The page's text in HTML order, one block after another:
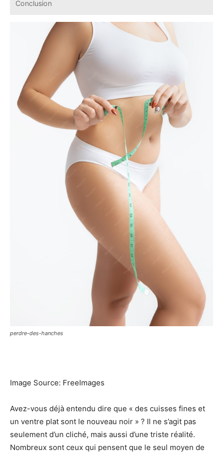
Conclusion
perdre-des-hanches
Image Source: FreeImages‍
Avez-vous déjà entendu dire que « des cuisses fines et
un ventre plat sont le nouveau noir » ? Il ne s’agit pas
seulement d’un cliché, mais aussi d’une triste réalité.
Nombreux sont ceux qui pensent que le seul moyen de